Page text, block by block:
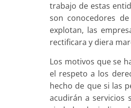
trabajo de estas
son conocedores
explotan, las
rectificara y diera
Los motivos que se
el respeto a los
hecho de que si las
acudirán a servicios